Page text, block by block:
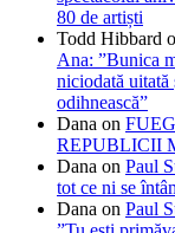
80 de artiști
Todd Hibbard
Ana: ”Bunica
niciodată uitată
odihnească”
Dana on
REPUBLICII
Dana on Paul
tot ce ni se
Dana on Paul